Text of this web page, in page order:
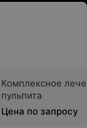
Комплексное
пульпита
Цена по запросу